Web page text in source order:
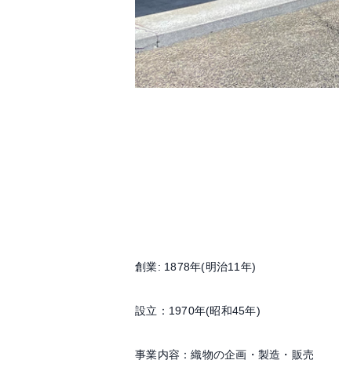
創業: 1878年(明治11年)
設立：1970年(昭和45年)
事業内容：織物の企画・製造・販売